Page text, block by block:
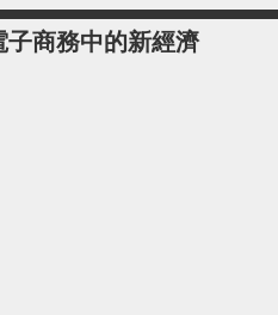
子商務中的新經濟